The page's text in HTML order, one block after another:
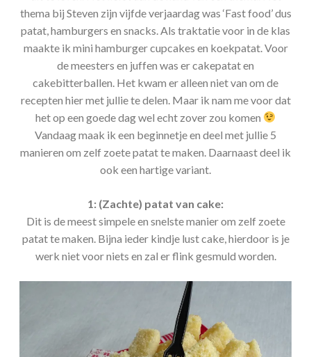
thema bij Steven zijn vijfde verjaardag was ‘Fast food’ dus
patat, hamburgers en snacks. Als traktatie voor in de klas
maakte ik mini hamburger cupcakes en koekpatat. Voor
de meesters en juffen was er cakepatat en
cakebitterballen. Het kwam er alleen niet van om de
recepten hier met jullie te delen. Maar ik nam me voor dat
het op een goede dag wel echt zover zou komen
Vandaag maak ik een beginnetje en deel met jullie 5
manieren om zelf zoete patat te maken. Daarnaast deel ik
ook een hartige variant.
1: (Zachte) patat van cake:
Dit is de meest simpele en snelste manier om zelf zoete
patat te maken. Bijna ieder kindje lust cake, hierdoor is je
werk niet voor niets en zal er flink gesmuld worden.